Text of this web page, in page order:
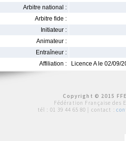
Arbitre national :
Arbitre fide :
Initiateur :
Animateur :
Entraîneur :
Affiliation :
Licence A le 02/09/
Copyright © 2015
Fédération Française des
tél : 01 39 44 65 80 | contact :